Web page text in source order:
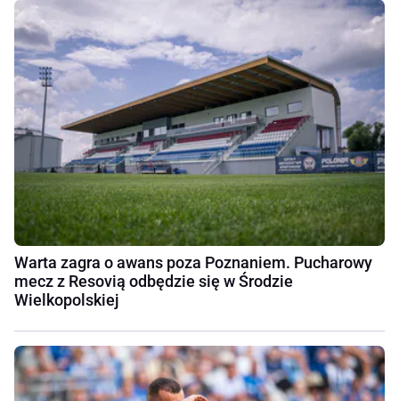
Warta zagra o awans poza Poznaniem. Pucharowy
mecz z Resovią odbędzie się w Środzie
Wielkopolskiej